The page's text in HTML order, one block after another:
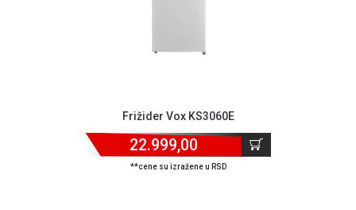
Frižider Vox KS3060E
22.999,00
**cene su izražene u RSD